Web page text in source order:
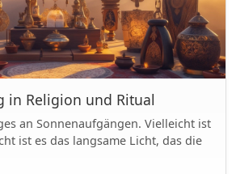
in Religion und Ritual
an Sonnenaufgängen. Vielleicht ist
ist es das langsame Licht, das die